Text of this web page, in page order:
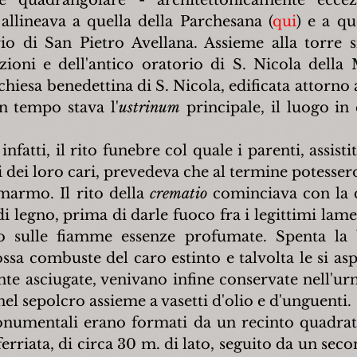
a quella della Parchesana (qui) e a
di San Pietro Avellana. Assieme alla torre
e dell'antico oratorio di S. Nicola della
benedettina di S. Nicola, edificata
tempo stava l'ustrinum principale, il luogo in
infatti, il rito funebre col quale i parenti,
loro cari, prevedeva che al termine
Il rito della crematio cominciava con la
sulle fiamme essenze profumate. Spenta
combuste del caro estinto e talvolta le si
asciugate, venivano infine conservate
sepolcro assieme a vasetti d'olio e d'unguenti.
erano formati da un recinto
di circa 30 m. di lato, seguito da un